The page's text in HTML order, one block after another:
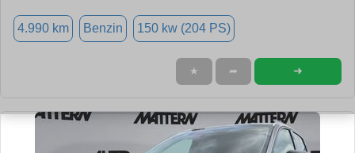
4.990 km Benzin 150 kw (204 PS)
★ ➦ ➜